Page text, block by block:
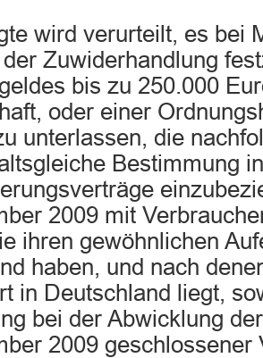
wird verurteilt, es bei
Zuwiderhandlung
bis zu 250.000
oder einer
unterlassen, die
Bestimmung in
2009 mit
ihren gewöhnlichen
haben, und nach
in Deutschland liegt,
bei der Abwicklung
2009 geschlossener